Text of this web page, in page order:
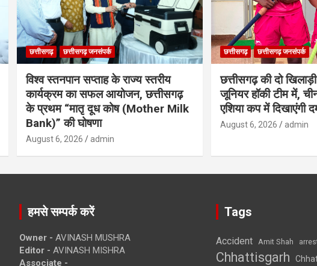
छत्तीसगढ़ छत्तीसगढ़ जनसंपर्क
विश्व स्तनपान सप्ताह के राज्य स्तरीय
कार्यक्रम का सफल आयोजन, छत्तीसगढ़
के प्रथम “मातृ दूध कोष (Mother Milk
Bank)” की घोषणा
August 6, 2026 admin
छत्तीसगढ़ छत्तीसगढ़ जनसंपर्क
छत्तीसगढ़ की दो
जूनियर हॉकी टीम में,
एशिया कप में दिखाएंगी
August 6, 2026 admin
हमसे सम्पर्क करें
Owner - AVINASH MUSHRA
Editor - AVINASH MISHRA
Associate -
Tags
Accident Amit Shah
Chhattisgarh